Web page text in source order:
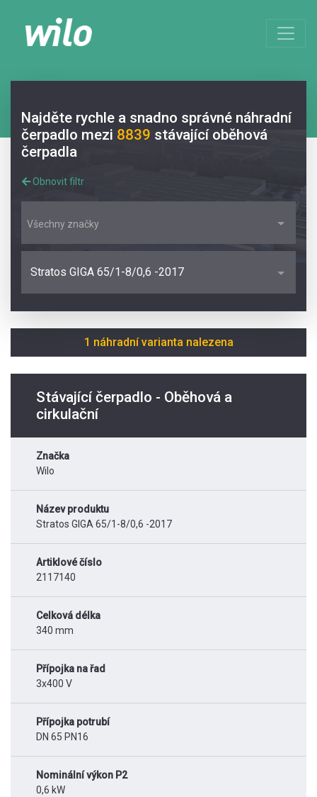
Najděte rychle a snadno správné náhradní
čerpadlo mezi 8839 stávající oběhová
čerpadla
Obnovit filtr
Všechny značky
Stratos GIGA 65/1-8/0,6 -2017
1 náhradní varianta nalezena
Stávající čerpadlo - Oběhová a
cirkulační
Značka
Wilo
Název produktu
Stratos GIGA 65/1-8/0,6 -2017
Artiklové číslo
2117140
Celková délka
340 mm
Přípojka na řad
3x400 V
Přípojka potrubí
DN 65 PN16
Nominální výkon P2
0,6 kW